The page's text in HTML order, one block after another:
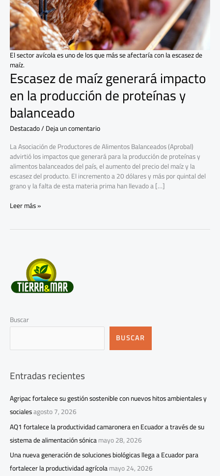
Escasez de maíz generará impacto
en la producción de proteínas y
balanceado
Destacado/Deja un comentario
La Asociación de Productores de Alimentos Balanceados (Aprobal)
advirtió los impactos que generará para la producción de proteínas y
alimentos balanceados del país, el aumento del precio del maíz y la
escasez del producto. El incremento a 20 dólares y más por quintal del
grano y la falta de esta materia prima han llevado a […]
producción
de
proteínas
y
balanceado
Leer más »
El sector avícola es uno de los que más se afectaría con la escasez de
maíz.
Buscar
BUSCAR
Entradas recientes
Agripac fortalece su gestión sostenible con nuevos hitos ambientales y
socialesagosto 7, 2026
AQ1 fortalece la productividad camaronera en Ecuador a través de su
sistema de alimentación sónicamayo 28, 2026
Una nueva generación de soluciones biológicas llega a Ecuador para
fortalecer la productividad agrícolamayo 24, 2026